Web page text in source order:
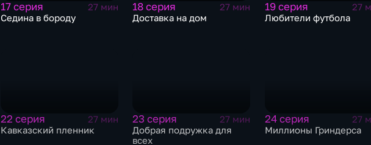
17 серия
27 мин
Седина в бороду
18 серия
27 мин
Доставка на дом
19 серия
27
Любители футбола
22 серия
27 мин
Кавказский пленник
23 серия
27 мин
Добрая подружка для
всех
24 серия
27
Миллионы Гриндерса